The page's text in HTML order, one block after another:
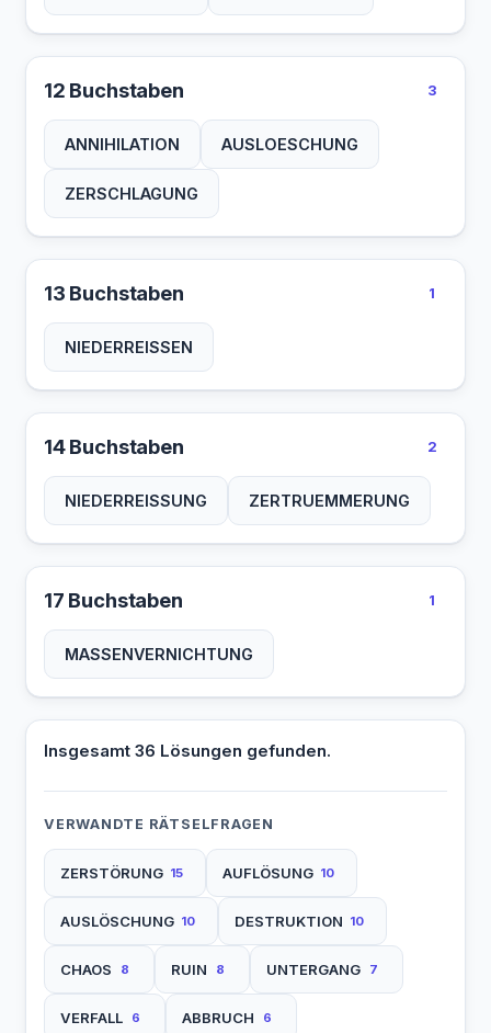
12 Buchstaben 3
ANNIHILATION AUSLOESCHUNG
ZERSCHLAGUNG
13 Buchstaben 1
NIEDERREISSEN
14 Buchstaben 2
NIEDERREISSUNG ZERTRUEMMERUNG
17 Buchstaben 1
MASSENVERNICHTUNG
Insgesamt 36 Lösungen gefunden.
VERWANDTE RÄTSELFRAGEN
ZERSTÖRUNG 15 AUFLÖSUNG 10
AUSLÖSCHUNG 10 DESTRUKTION 10
CHAOS 8 RUIN 8 UNTERGANG 7
VERFALL 6 ABBRUCH 6